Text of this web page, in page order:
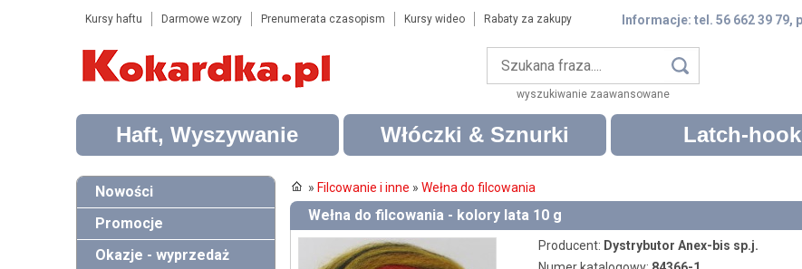
Kursy haftu Darmowe wzory Prenumerata czasopism Kursy wideo Rabaty za zakupy Informacje: tel. 56 662 39 79,
wyszukiwanie zaawansowane
Haft, Wyszywanie Włóczki & Sznurki Latch-hook
Nowości
Promocje
Okazje - wyprzedaż
» Filcowanie i inne » Wełna do filcowania
Wełna do filcowania - kolory lata 10 g
Producent: Dystrybutor Anex-bis sp.j.